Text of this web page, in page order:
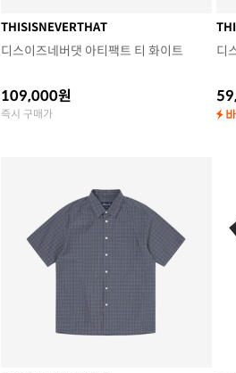
THISISNEVERTHAT
디스이즈네버댓 아티팩트 티 화이트
109,000원
즉시 구매가
디